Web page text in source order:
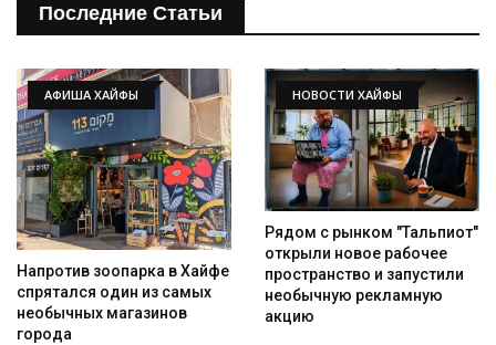
Последние Статьи
АФИША ХАЙФЫ
Напротив зоопарка в Хайфе
спрятался один из самых
необычных магазинов
города
НОВОСТИ ХАЙФЫ
Рядом с рынком "Тальпиот"
открыли новое рабочее
пространство и запустили
необычную рекламную
акцию